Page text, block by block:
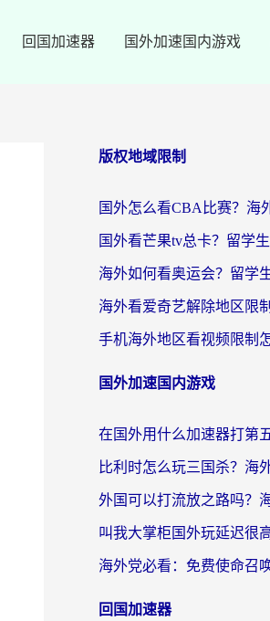
回国加速器 国外加速国内游戏
版权地域限制
国外加速国内游戏
回国加速器